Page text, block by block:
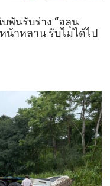
นรับร่าง “ฮลุน
น้าหลาน รับไม่ได้ไป